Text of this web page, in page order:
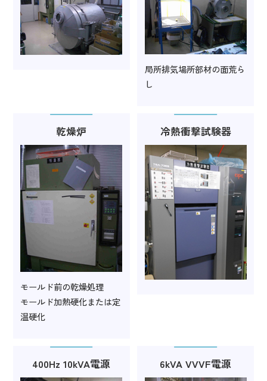
局所排気場所部材の面荒ら
し
乾燥炉
モールド前の乾燥処理
モールド加熱硬化または定
温硬化
冷熱衝撃試験器
400Hz 10kVA電源 6kVA VVVF電源